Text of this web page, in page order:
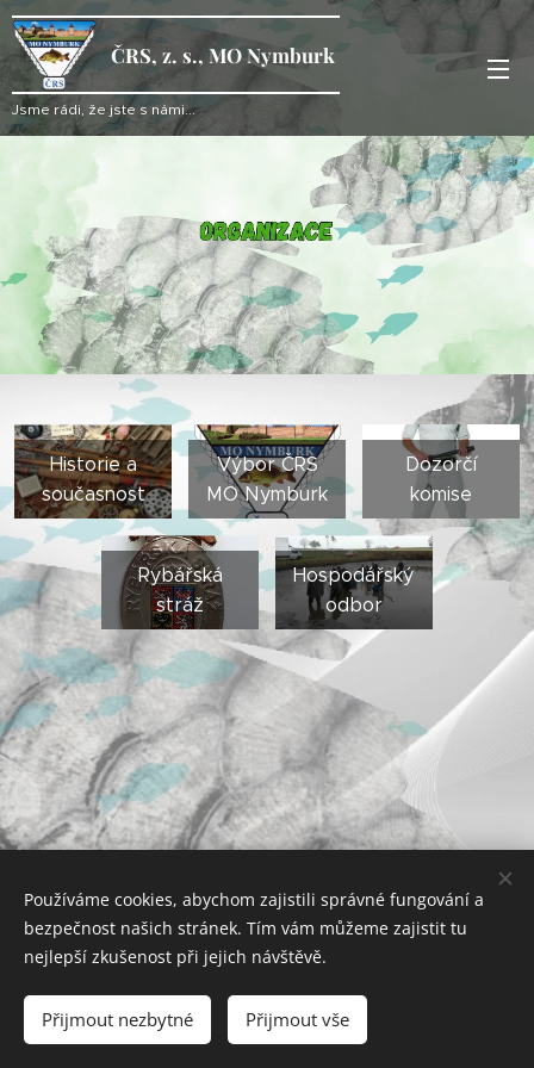
ČRS, z. s., MO Nymburk
Jsme rádi, že jste s námi...
Historie a
současnost
Výbor ČRS
MO Nymburk
Dozorčí
komise
Rybářská
stráž
Hospodářský
odbor
Sportovní 142,288 02 Nymburk, IČO:45829110,
nymburk@mocrs.cz
Cookies
Používáme cookies, abychom zajistili správné fungování a
bezpečnost našich stránek. Tím vám můžeme zajistit tu
nejlepší zkušenost při jejich návštěvě.
Přijmout nezbytné Přijmout vše